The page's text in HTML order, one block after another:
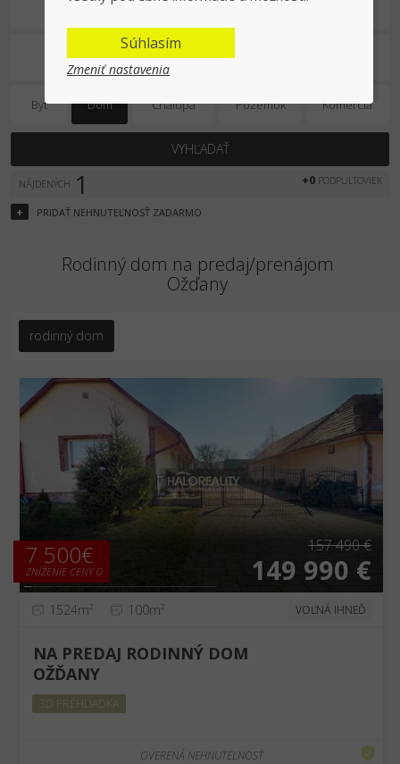
Predaj/prenájom
Byt Dom Chalupa Pozemok Komercia
VYHĽADAŤ
NÁJDENÝCH 1 +0 PODPULTOVIEK
+ PRIDAŤ NEHNUTEĽNOSŤ ZADARMO
Rodinný dom na predaj/prenájom
Ožďany
rodinný dom
❯
7 500€
ZNÍŽENIE CENY O
157 490 €
149 990 €
1524m² 100m² VOĽNÁ IHNEĎ
NA PREDAJ RODINNÝ DOM
OŽĎANY
3D PREHLIADKA
OVERENÁ NEHNUTEĽNOSŤ
Súhlasím
Zmeniť nastavenia